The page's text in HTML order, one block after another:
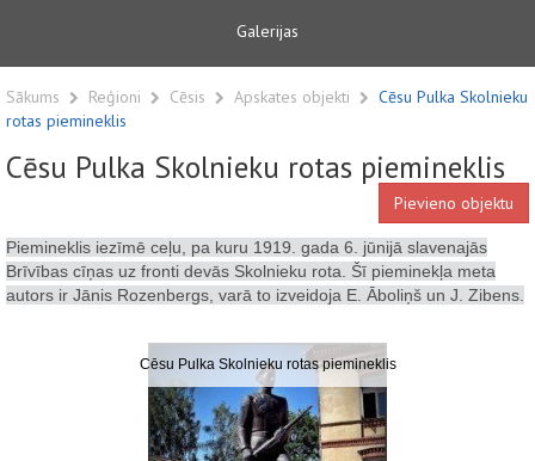
Galerijas
Sākums Reģioni Cēsis Apskates objekti
Cēsu Pulka Skolnieku
rotas piemineklis
Cēsu Pulka Skolnieku rotas piemineklis
Pievieno objektu
Piemineklis iezīmē ceļu, pa kuru 1919. gada 6. jūnijā slavenajās
Brīvības cīņas uz fronti devās Skolnieku rota. Šī pieminekļa meta
autors ir Jānis Rozenbergs, varā to izveidoja E. Āboliņš un J. Zibens.
Cēsu Pulka Skolnieku rotas piemineklis